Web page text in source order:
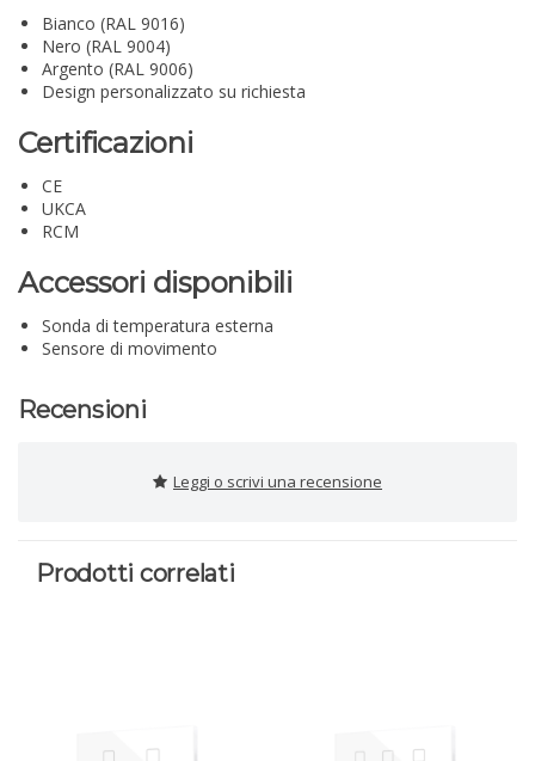
Bianco (RAL 9016)
Nero (RAL 9004)
Argento (RAL 9006)
Design personalizzato su richiesta
Certificazioni
CE
UKCA
RCM
Accessori disponibili
Sonda di temperatura esterna
Sensore di movimento
Recensioni
Leggi o scrivi una recensione
Prodotti correlati